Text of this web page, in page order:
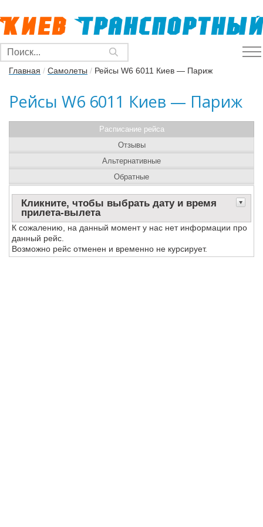
Главная / Самолеты / Рейсы W6 6011 Киев — Париж
Рейсы W6 6011 Киев — Париж
Расписание рейса
Кликните, чтобы выбрать дату и время
прилета-вылета
К сожалению, на данный момент у нас нет информации про
данный рейс.
Возможно рейс отменен и временно не курсирует.
Отзывы
Альтернативные
Обратные